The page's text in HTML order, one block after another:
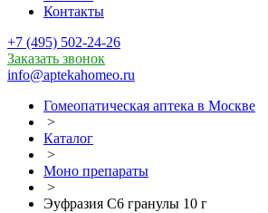
Контакты
+7 (495) 502-24-26
Заказать звонок
info@aptekahomeo.ru
Гомеопатическая аптека в Москве
>
Каталог
>
Моно препараты
>
Эуфразия С6 гранулы 10 г